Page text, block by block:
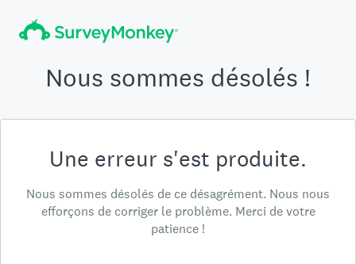
Nous sommes désolés !
Une erreur s'est produite.
Nous sommes désolés de ce désagrément. Nous nous
efforçons de corriger le problème. Merci de votre
patience !